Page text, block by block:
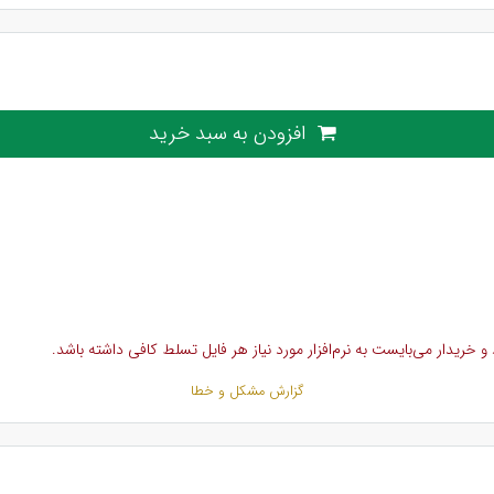
افزودن به سبد خرید
می‌بایست به نرم‌افزار مورد نیاز هر فایل تسلط کافی داشته باشد.
گزارش مشکل و خطا